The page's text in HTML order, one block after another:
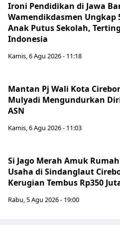
Ironi Pendidikan di Jawa
Wamendikdasmen Ungkap
Anak Putus Sekolah,
Indonesia
Kamis, 6 Agu 2026 - 11:18
Mantan Pj Wali Kota
Mulyadi Mengundurkan
ASN
Kamis, 6 Agu 2026 - 11:03
Si Jago Merah Amuk
Usaha di Sindanglaut
Kerugian Tembus Rp350
Rabu, 5 Agu 2026 - 19:00